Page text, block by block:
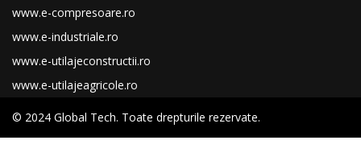
www.e-compresoare.ro
www.e-industriale.ro
www.e-utilajeconstructii.ro
www.e-utilajeagricole.ro
© 2024 Global Tech. Toate drepturile rezervate.